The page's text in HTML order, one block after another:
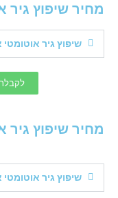
מחיר שיפוץ
שיפוץ גיר
מחיר שיפוץ גיר
שיפוץ גיר